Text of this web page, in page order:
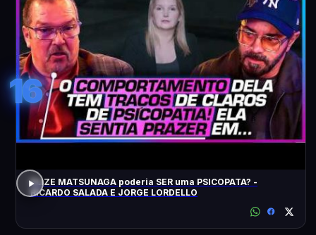
16
ELIZE MATSUNAGA poderia SER uma PSICOPATA? -
RICARDO SALADA E JORGE LORDELLO